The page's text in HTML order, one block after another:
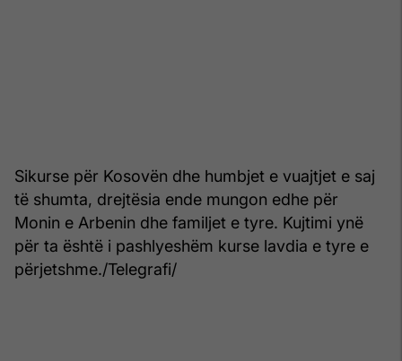
Sikurse për Kosovën dhe humbjet e vuajtjet e saj
të shumta, drejtësia ende mungon edhe për
Monin e Arbenin dhe familjet e tyre. Kujtimi ynë
për ta është i pashlyeshëm kurse lavdia e tyre e
përjetshme./Telegrafi/